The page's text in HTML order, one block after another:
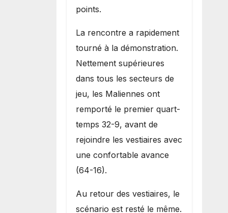
points.
La rencontre a rapidement
tourné à la démonstration.
Nettement supérieures
dans tous les secteurs de
jeu, les Maliennes ont
remporté le premier quart-
temps 32-9, avant de
rejoindre les vestiaires avec
une confortable avance
(64-16).
Au retour des vestiaires, le
scénario est resté le même.